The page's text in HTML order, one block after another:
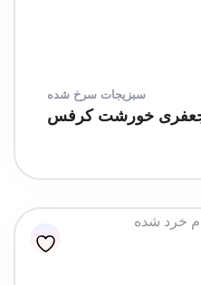
سبزیجات سرخ شده
جعفری خورشت کرفس